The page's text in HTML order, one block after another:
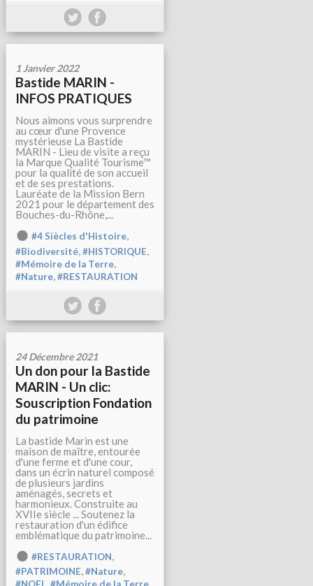
1 Janvier 2022
Bastide MARIN -
INFOS PRATIQUES
Nous aimons vous surprendre
au cœur d'une Provence
mystérieuse La Bastide
MARIN - Lieu de visite a reçu
la Marque Qualité Tourisme™
pour la qualité de son accueil
et de ses prestations.
Lauréate de la Mission Bern
2021 pour le département des
Bouches-du-Rhône,...
#4 Siècles d'Histoire,
#Biodiversité #HISTORIQUE
#Mémoire de la Terre
#Nature #RESTAURATION
24 Décembre 2021
Un don pour la Bastide
MARIN - Un clic:
Souscription Fondation
du patrimoine
La bastide Marin est une
maison de maître, entourée
d'une ferme et d'une cour,
dans un écrin naturel composé
de plusieurs jardins
aménagés, secrets et
harmonieux. Construite au
XVIIe siècle ... Soutenez la
restauration d'un édifice
emblématique du patrimoine...
#RESTAURATION,
#PATRIMOINE,#Nature,